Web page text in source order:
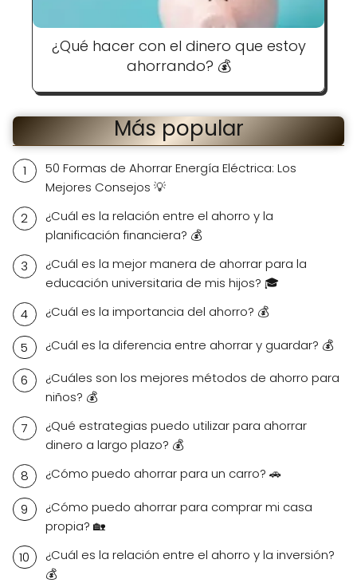
¿Qué hacer con el dinero que estoy
ahorrando? 💰
Más popular
50 Formas de Ahorrar Energía Eléctrica: Los
Mejores Consejos 💡
¿Cuál es la relación entre el ahorro y la
planificación financiera? 💰
¿Cuál es la mejor manera de ahorrar para la
educación universitaria de mis hijos? 🎓
¿Cuál es la importancia del ahorro? 💰
¿Cuál es la diferencia entre ahorrar y guardar? 💰
¿Cuáles son los mejores métodos de ahorro para
niños? 💰
¿Qué estrategias puedo utilizar para ahorrar
dinero a largo plazo? 💰
¿Cómo puedo ahorrar para un carro? 🚗
¿Cómo puedo ahorrar para comprar mi casa
propia? 🏡
¿Cuál es la relación entre el ahorro y la inversión?
💰